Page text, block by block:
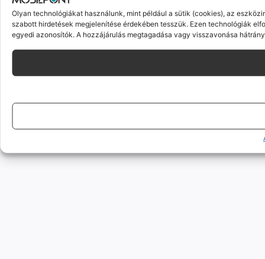
Olyan technológiákat használunk, mint például a sütik (cookies), az
szabott hirdetések megjelenítése érdekében tesszük. Ezen technológiák
egyedi azonosítók. A hozzájárulás megtagadása vagy visszavonása